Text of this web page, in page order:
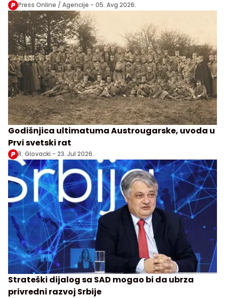
Press Online / Agencije - 05. Avg 2026.
Godišnjica ultimatuma Austrougarske, uvoda u
Prvi svetski rat
R. Glovacki - 23. Jul 2026.
Strateški dijalog sa SAD mogao bi da ubrza
privredni razvoj Srbije